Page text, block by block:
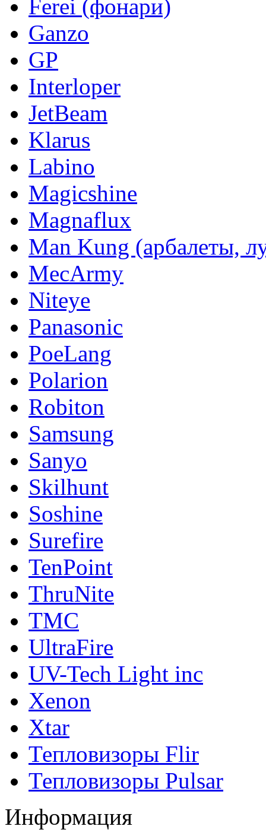
Ferei (фонари)
Ganzo
GP
Interloper
JetBeam
Klarus
Labino
Magicshine
Magnaflux
Man Kung (арбалеты,
MecArmy
Niteye
Panasonic
PoeLang
Polarion
Robiton
Samsung
Sanyo
Skilhunt
Soshine
Surefire
TenPoint
ThruNite
TMC
UltraFire
UV-Tech Light inc
Xenon
Xtar
Тепловизоры Flir
Тепловизоры Pulsar
Информация